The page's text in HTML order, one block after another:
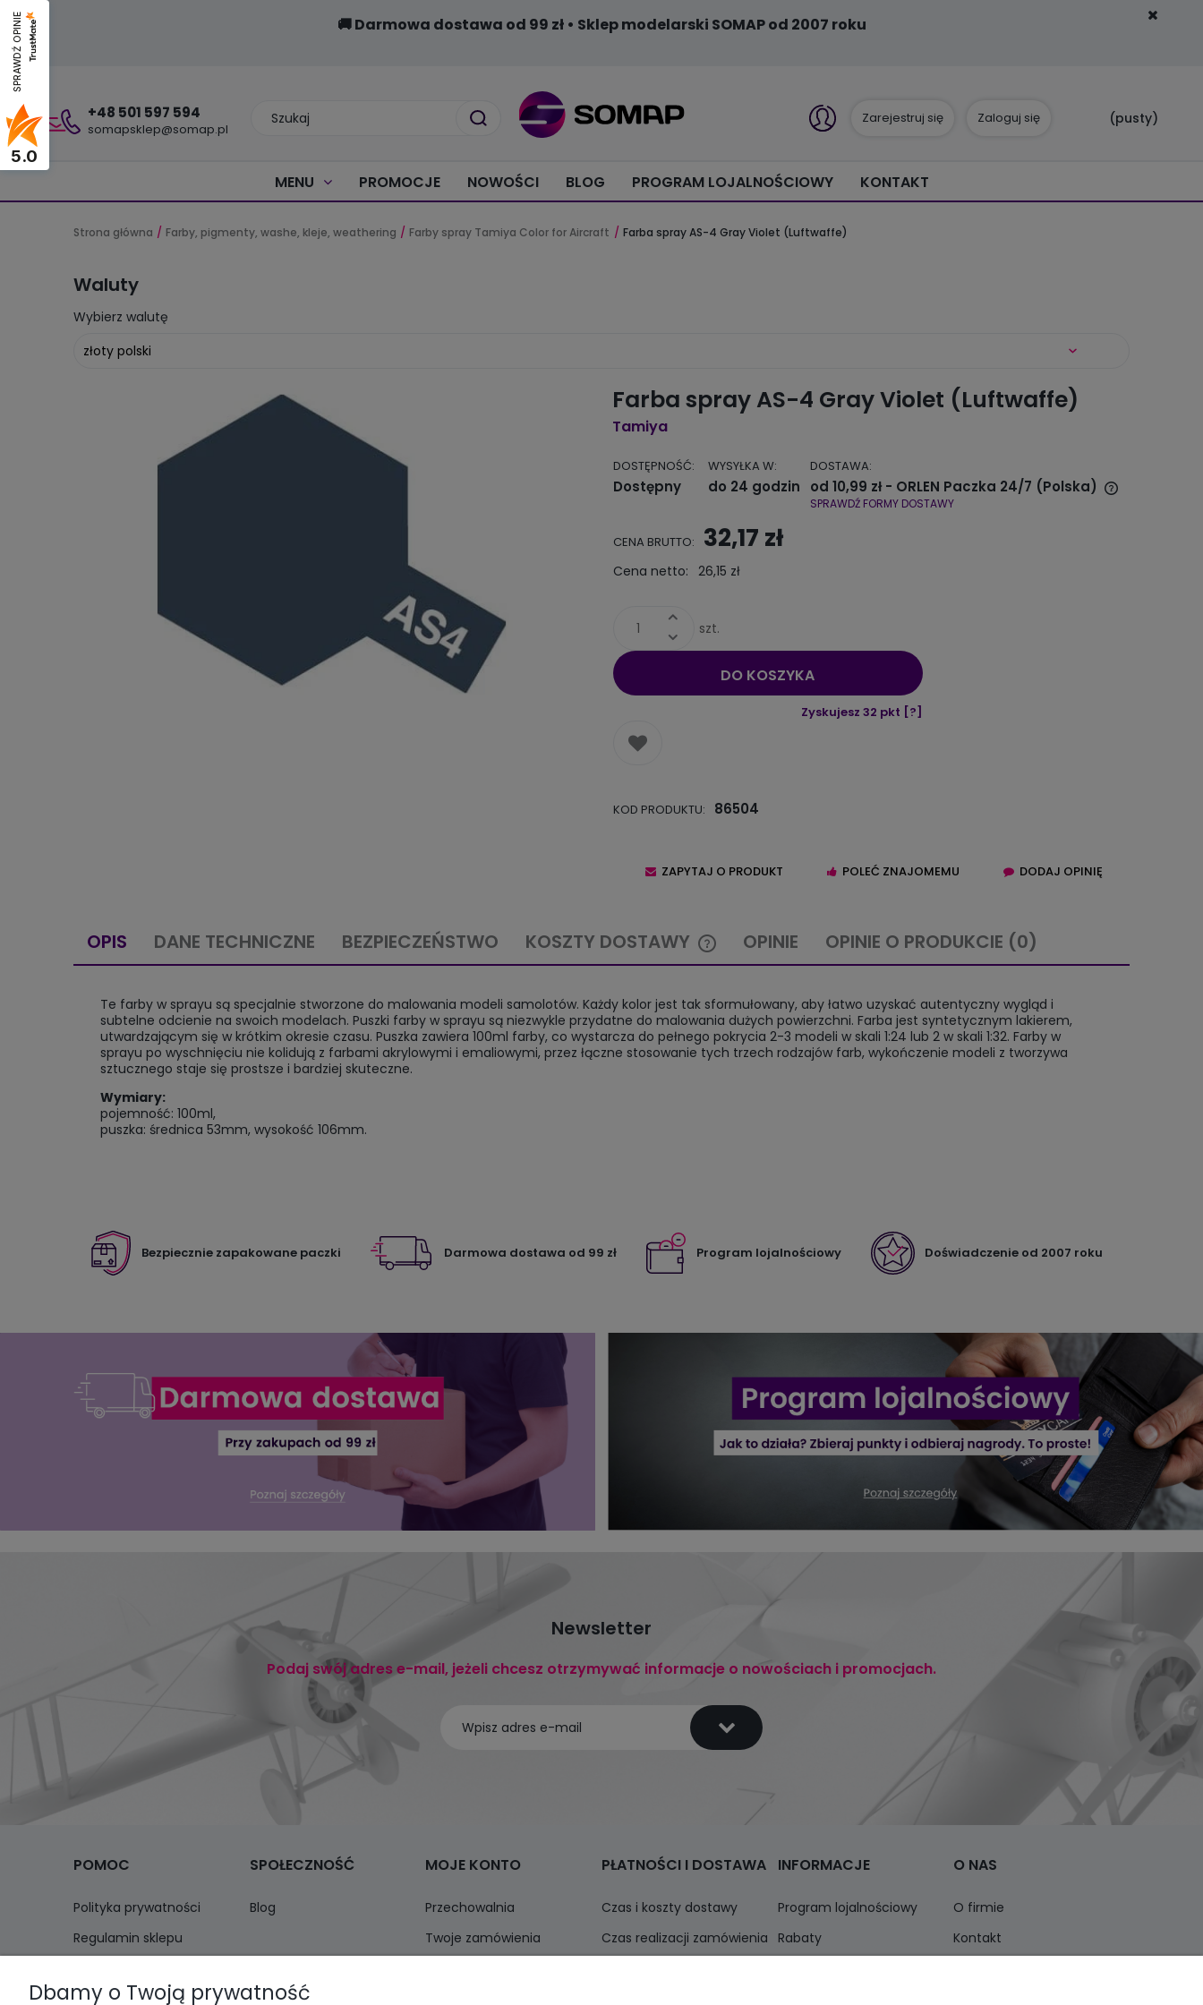
🚚 Darmowa dostawa od 99 zł • Sklep modelarski SOMAP od 2007 roku
+48 501 597 594
somapsklep@somap.pl
(pusty)
Zarejestruj się Zaloguj się
MENU PROMOCJE NOWOŚCI BLOG PROGRAM LOJALNOŚCIOWY KONTAKT
Strona główna Farby, pigmenty, washe, kleje, weathering Farby spray Tamiya Color for Aircraft Farba spray AS-4 Gray Violet (Luftwaffe)
Waluty
Wybierz walutę
Farba spray AS-4 Gray Violet (Luftwaffe)
Tamiya
DOSTĘPNOŚĆ:
Dostępny
WYSYŁKA W:
do 24 godzin
DOSTAWA:
od 10,99 zł - ORLEN Paczka 24/7 (Polska)
SPRAWDŹ FORMY DOSTAWY
CENA BRUTTO: 32,17 zł
Cena netto: 26,15 zł
szt.
DO KOSZYKA
Zyskujesz 32 pkt [?]
KOD PRODUKTU: 86504
ZAPYTAJ O PRODUKT POLEĆ ZNAJOMEMU DODAJ OPINIĘ
OPIS DANE TECHNICZNE BEZPIECZEŃSTWO KOSZTY DOSTAWY
KOSZTÓW PŁATNOŚCI
OPINIE OPINIE O PRODUKCIE (0)
Te farby w sprayu są specjalnie stworzone do malowania modeli samolotów. Każdy kolor jest tak sformułowany, aby łatwo uzyskać autentyczny wygląd i
subtelne odcienie na swoich modelach. Puszki farby w sprayu są niezwykle przydatne do malowania dużych powierzchni. Farba jest syntetycznym lakierem,
utwardzającym się w krótkim okresie czasu. Puszka zawiera 100ml farby, co wystarcza do pełnego pokrycia 2-3 modeli w skali 1:24 lub 2 w skali 1:32. Farby w
sprayu po wyschnięciu nie kolidują z farbami akrylowymi i emaliowymi, przez łączne stosowanie tych trzech rodzajów farb, wykończenie modeli z tworzywa
sztucznego staje się prostsze i bardziej skuteczne.
Wymiary:
pojemność: 100ml,
puszka: średnica 53mm, wysokość 106mm.
Bezpiecznie zapakowane paczki Darmowa dostawa od 99 zł Program lojalnościowy Doświadczenie od 2007 roku
Newsletter
Podaj swój adres e-mail, jeżeli chcesz otrzymywać informacje o nowościach i promocjach.
POMOC
Polityka prywatności
Regulamin sklepu
SPOŁECZNOŚĆ
Blog
MOJE KONTO
Przechowalnia
Twoje zamówienia
PŁATNOŚCI I DOSTAWA
Czas i koszty dostawy
Czas realizacji zamówienia
INFORMACJE
Program lojalnościowy
Rabaty
O NAS
O firmie
Kontakt
SPRAWDŹ OPINIE
5.0
Dbamy o Twoją prywatność